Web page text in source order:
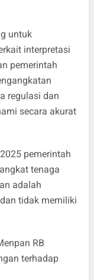
untuk
interpretasi
pemerintah
regulasi dan
secara akurat
pemerintah
tenaga
adalah
tidak memiliki
RB
terhadap